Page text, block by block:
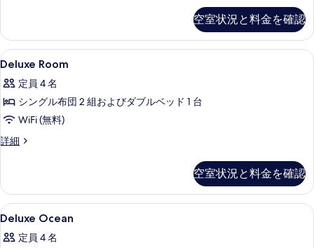
ッ
ド
ル
ー
ム
オ
ー
ン
ビ
ュ
ス
ル
ー
ベ
ド
ル
ー
ー
ャ
ン
ビ
空室状況と料金を確認
Deluxe
Room
の
す
べ
て
真
を
表
6
Deluxe Room
定員 4 名
シングル布団 2 組およびダブルベッド 1 台
WiFi (無料)
詳細
Deluxe
細
空室状況と料金を確認
Deluxe
Ocean
の
4
Deluxe Ocean
定員 4 名